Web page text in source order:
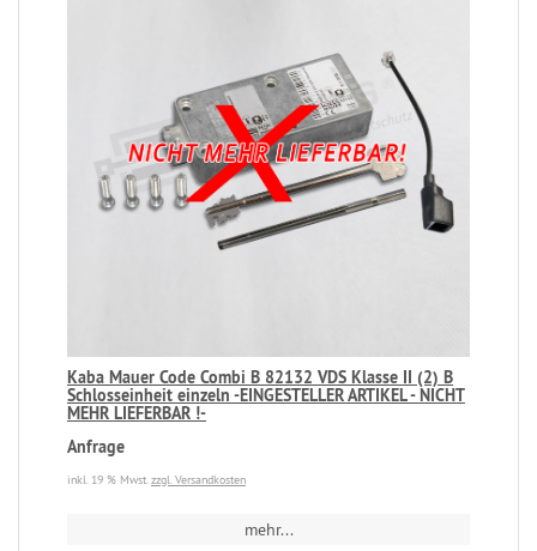
Kaba Mauer Code Combi B 82132 VDS Klasse II (2) B
Schlosseinheit einzeln -EINGESTELLER ARTIKEL - NICHT
MEHR LIEFERBAR !-
Anfrage
inkl. 19 % Mwst.zzgl. Versandkosten
mehr...